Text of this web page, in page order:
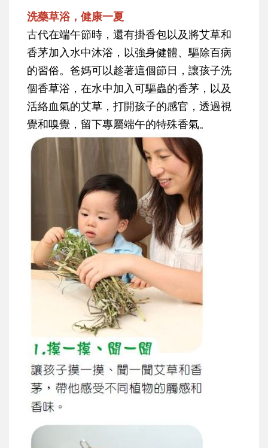
洗藥草浴，健康一夏
古代在端午節時，還有掛香包以及將艾草和
香茅加入水中沐浴，以強身健體、驅除百病
的習俗。爸媽可以趁著這個節日，讓孩子洗
個香草浴，在水中加入可驅蟲的香茅，以及
活絡血氣的艾草，打開孩子的感官，透過視
覺和嗅覺，留下專屬端午的特殊香氣。